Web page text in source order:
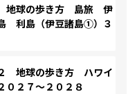
地球の歩き方 島旅 伊
利島（伊豆諸島①）３
地球の歩き方 ハワイ
２７～２０２８